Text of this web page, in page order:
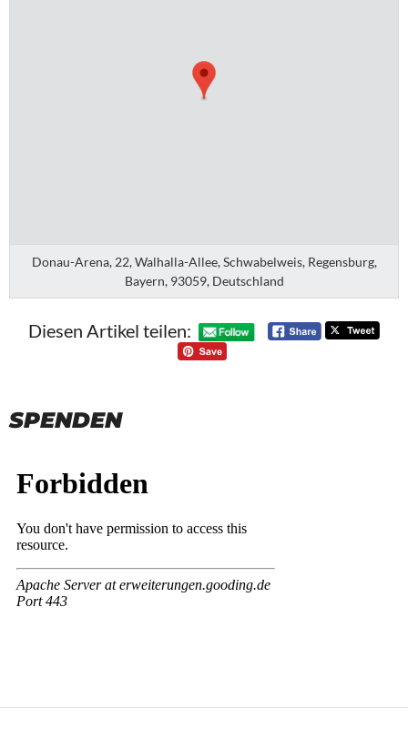
Donau-Arena, 22, Walhalla-Allee, Schwabelweis, Regensburg,
Bayern, 93059, Deutschland
Diesen Artikel teilen:
SPENDEN